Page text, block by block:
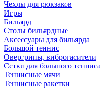
Чехлы для рюкзаков
Игры
Бильярд
Столы бильярдные
Аксессуары для бильярда
Большой теннис
Овергрипы, виброгасители
Сетки для большого тенниса
Теннисные мячи
Теннисные ракетки